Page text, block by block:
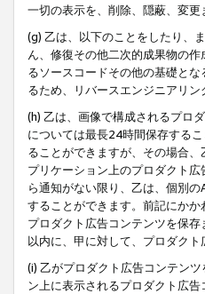
一切の表示を、削除、隠蔽、変
(g) 乙は、以下のことをしたり、
ん、修復その他二次的成果物の
るソースコードその他の基礎と
るため、リバースエンジニアリ
(h) 乙は、画像で構成されるプロ
については最長24時間保存する
ることができますが、その場合
プリケーション上のプロダクト
ら通知がない限り、乙は、個別
することができます。前記にか
プロダクト広告コンテンツを保
以内に、甲に対して、プロダク
(i) 乙がプロダクト広告コンテン
ン上に表示されるプロダクト広